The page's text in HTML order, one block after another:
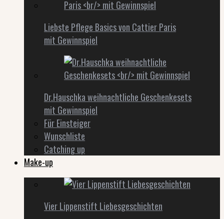
Liebste Pflege Basics von Cattier Paris
mit Gewinnspiel
Dr.Hauschka weihnachtliche Geschenkesets
mit Gewinnspiel
Für Einsteiger
Wunschliste
Catching up
Make-up
Vier Lippenstift Liebesgeschichten